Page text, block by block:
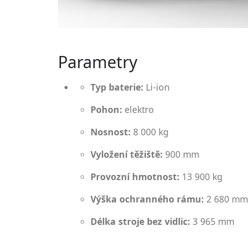
Parametry
Typ baterie: Li-ion
Pohon: elektro
Nosnost: 8 000 kg
Vyložení těžiště: 900 mm
Provozní hmotnost: 13 900 kg
Výška ochranného rámu: 2 680 mm
Délka stroje bez vidlic: 3 965 mm